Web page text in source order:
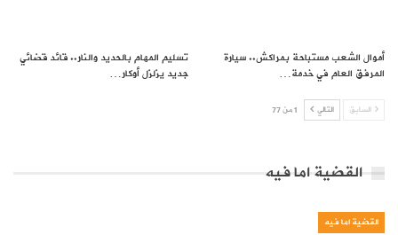
أموال الشعب مستباحة بمراكش.. سيارة
المرفق العام في خدمة…
تسليم المهام بالحديد والنار.. قائد قضائي
جديد يزلزل أوكار…
السابق التالي 1 من 77
القضية اما فيه
القضية اما فيه